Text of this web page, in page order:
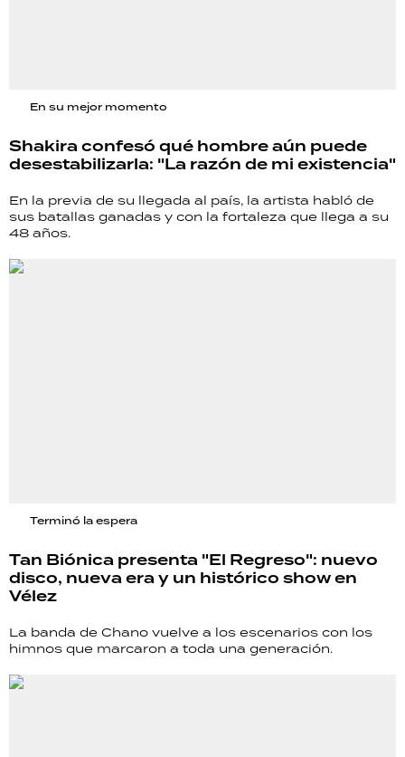
En su mejor momento
Shakira confesó qué hombre aún puede
desestabilizarla: "La razón de mi existencia"
En la previa de su llegada al país, la artista habló de
sus batallas ganadas y con la fortaleza que llega a su
48 años.
Terminó la espera
Tan Biónica presenta "El Regreso": nuevo
disco, nueva era y un histórico show en
Vélez
La banda de Chano vuelve a los escenarios con los
himnos que marcaron a toda una generación.